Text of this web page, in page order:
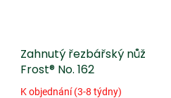
Zahnutý řezbářský nůž
Frost® No. 162
K objednání (3-8 týdny)